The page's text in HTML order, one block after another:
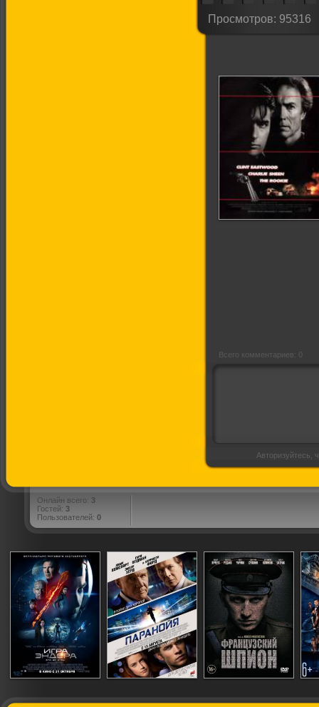
Просмотров: 95316
Всего комментариев: 0
Авторизуйтесь,
Онлайн всего: 3
Гостей: 3
Пользователей: 0